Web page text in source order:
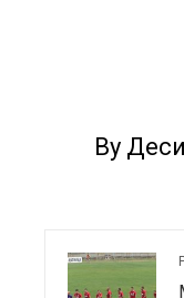
By